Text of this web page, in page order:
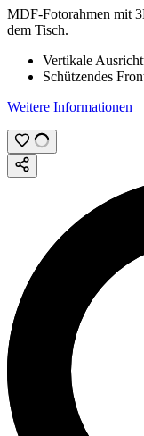
MDF-Fotorahmen mit
dem Tisch.
Vertikale
Schützendes
Weitere Informationen